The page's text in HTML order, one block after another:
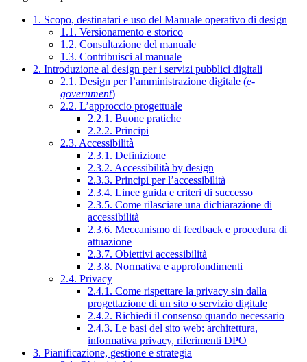
1. Scopo, destinatari e uso del Manuale operativo di design
1.1. Versionamento e storico
1.2. Consultazione del manuale
1.3. Contribuisci al manuale
2. Introduzione al design per i servizi pubblici digitali
2.1. Design per l’amministrazione digitale (e-
government)
2.2. L’approccio progettuale
2.2.1. Buone pratiche
2.2.2. Principi
2.3. Accessibilità
2.3.1. Definizione
2.3.2. Accessibilità by design
2.3.3. Principi per l’accessibilità
2.3.4. Linee guida e criteri di successo
2.3.5. Come rilasciare una dichiarazione di
accessibilità
2.3.6. Meccanismo di feedback e procedura di
attuazione
2.3.7. Obiettivi accessibilità
2.3.8. Normativa e approfondimenti
2.4. Privacy
2.4.1. Come rispettare la privacy sin dalla
progettazione di un sito o servizio digitale
2.4.2. Richiedi il consenso quando necessario
2.4.3. Le basi del sito web: architettura,
informativa privacy, riferimenti DPO
3. Pianificazione, gestione e strategia